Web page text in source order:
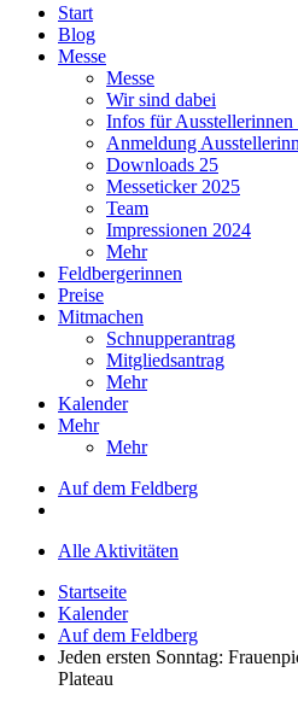
Start
Blog
Messe
Messe
Wir sind dabei
Infos für Ausstellerinnen
Anmeldung
Downloads 25
Messeticker 2025
Team
Impressionen 2024
Mehr
Feldbergerinnen
Preise
Mitmachen
Schnupperantrag
Mitgliedsantrag
Mehr
Kalender
Mehr
Mehr
Auf dem Feldberg
Alle Aktivitäten
Startseite
Kalender
Auf dem Feldberg
Jeden ersten Sonntag:
Plateau